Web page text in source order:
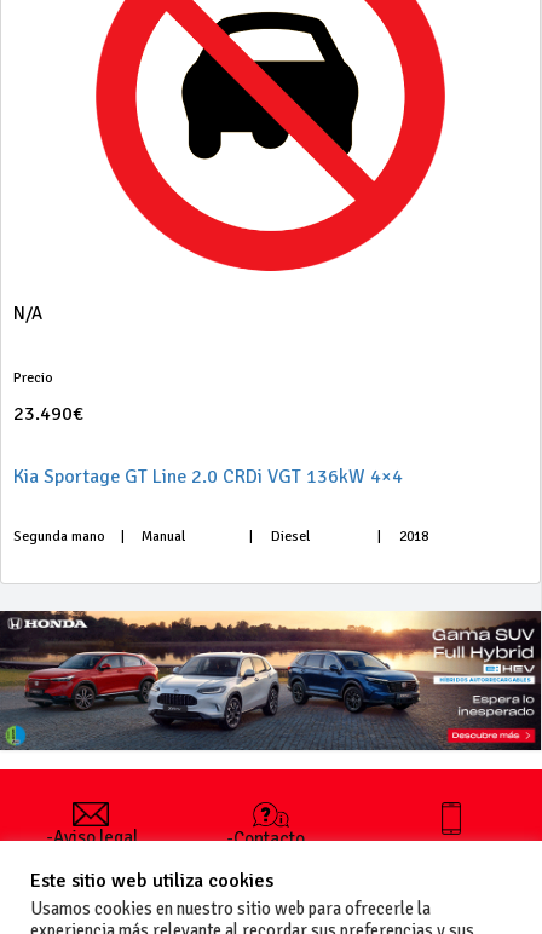
N/A
Precio
23.490€
Kia Sportage GT Line 2.0 CRDi VGT 136kW 4×4
Segunda mano Manual Diesel 2018
-Aviso legal
generales
de uso
-Contacto
publicar un
anuncio
-Vende+
+34 627 35
Este sitio web utiliza cookies
Usamos cookies en nuestro sitio web para ofrecerle la